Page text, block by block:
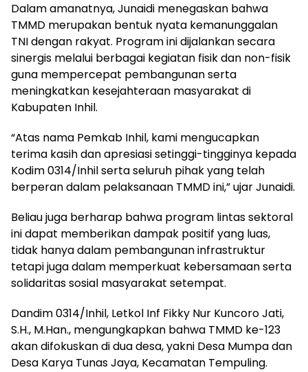
Dalam amanatnya, Junaidi menegaskan bahwa
TMMD merupakan bentuk nyata kemanunggalan
TNI dengan rakyat. Program ini dijalankan secara
sinergis melalui berbagai kegiatan fisik dan non-fisik
guna mempercepat pembangunan serta
meningkatkan kesejahteraan masyarakat di
Kabupaten Inhil.
“Atas nama Pemkab Inhil, kami mengucapkan
terima kasih dan apresiasi setinggi-tingginya kepada
Kodim 0314/Inhil serta seluruh pihak yang telah
berperan dalam pelaksanaan TMMD ini,” ujar Junaidi.
Beliau juga berharap bahwa program lintas sektoral
ini dapat memberikan dampak positif yang luas,
tidak hanya dalam pembangunan infrastruktur
tetapi juga dalam memperkuat kebersamaan serta
solidaritas sosial masyarakat setempat.
Dandim 0314/Inhil, Letkol Inf Fikky Nur Kuncoro Jati,
S.H., M.Han., mengungkapkan bahwa TMMD ke-123
akan difokuskan di dua desa, yakni Desa Mumpa dan
Desa Karya Tunas Jaya, Kecamatan Tempuling.